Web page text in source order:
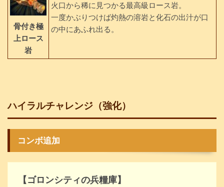
骨付き極
上ロース
岩
火口から稀に見つかる最高級ロース岩。
一度かぶりつけば灼熱の溶岩と化石の出汁が口
の中にあふれ出る。
ハイラルチャレンジ（強化）
コンボ追加
【ゴロンシティの兵糧庫】